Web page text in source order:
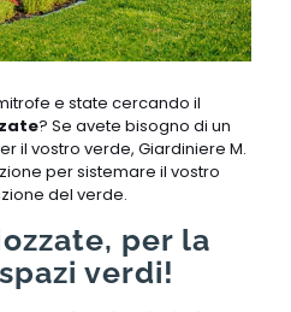
e state cercando il
? Se avete bisogno di un
il vostro verde, Giardiniere M.
per sistemare il vostro
del verde.
per la
verdi!